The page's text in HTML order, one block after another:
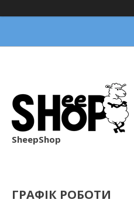
SheepShop
ГРАФІК РОБОТИ